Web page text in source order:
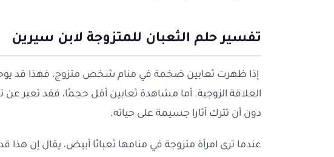
تفسير حلم الثعبان للمتزوجة لابن سيرين
إذا ظهرت ثعابين ضخمة في منام شخص متزوج، فهذا قد
العلاقة الزوجية. أما مشاهدة ثعابين أقل حجمًا، فقد تعبر
دون أن تترك آثارا جسيمة على حياته.
عندما ترى امرأة متزوجة في منامها ثعبانًا أبيض، يقال إن